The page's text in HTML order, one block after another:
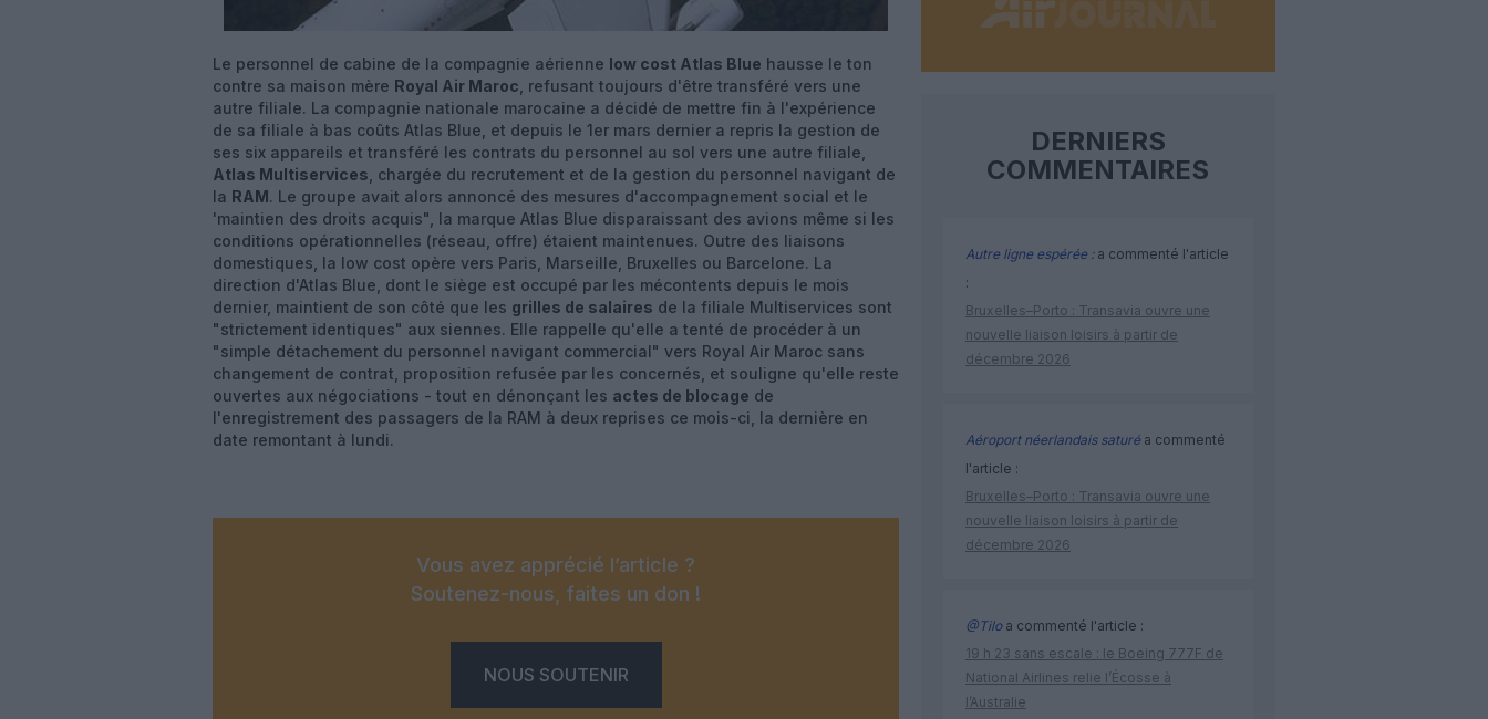
Le personnel de cabine de la compagnie aérienne low cost Atlas Blue hausse le ton
contre sa maison mère Royal Air Maroc , refusant toujours d'être transféré vers une
autre filiale. La compagnie nationale marocaine a décidé de mettre fin à l'expérience
de sa filiale à bas coûts Atlas Blue, et depuis le 1er mars dernier a repris la gestion de
ses six appareils et transféré les contrats du personnel au sol vers une autre filiale,
Atlas Multiservices , chargée du recrutement et de la gestion du personnel navigant de
la RAM. Le groupe avait alors annoncé des mesures d'accompagnement social et le
'maintien des droits acquis", la marque Atlas Blue disparaissant des avions même si les
conditions opérationnelles (réseau, offre) étaient maintenues. Outre des liaisons
domestiques, la low cost opère vers Paris, Marseille, Bruxelles ou Barcelone. La
direction d'Atlas Blue, dont le siège est occupé par les mécontents depuis le mois
dernier, maintient de son côté que les grilles de salaires de la filiale Multiservices sont
"strictement identiques" aux siennes. Elle rappelle qu'elle a tenté de procéder à un
"simple détachement du personnel navigant commercial" vers Royal Air Maroc sans
changement de contrat, proposition refusée par les concernés, et souligne qu'elle reste
ouvertes aux négociations - tout en dénonçant les actes de blocage de
l'enregistrement des passagers de la RAM à deux reprises ce mois-ci, la dernière en
date remontant à lundi.
Vous avez apprécié l’article ?
Soutenez-nous, faites un don !
NOUS SOUTENIR
DERNIERS
COMMENTAIRES
Autre ligne espérée :a commenté l'article
:
Bruxelles–Porto : Transavia ouvre une
nouvelle liaison loisirs à partir de
décembre 2026
Aéroport néerlandais saturéa commenté
l'article :
Bruxelles–Porto : Transavia ouvre une
nouvelle liaison loisirs à partir de
décembre 2026
@Tiloa commenté l'article :
19 h 23 sans escale : le Boeing 777F de
National Airlines relie l’Écosse à
l’Australie